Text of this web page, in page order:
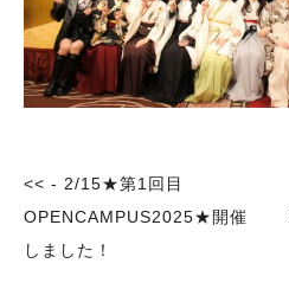
<< - 2/15★第1回目
OPENCAMPUS2025★開催
しました！